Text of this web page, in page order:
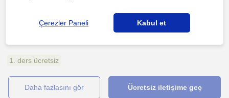
Campbell ve Alberts gibi evrensel kabul görmüş temel akademik
1. ders ücretsiz
daha fazlasını gör Ücretsiz iletişime geç
Çerezler Paneli Kabul et